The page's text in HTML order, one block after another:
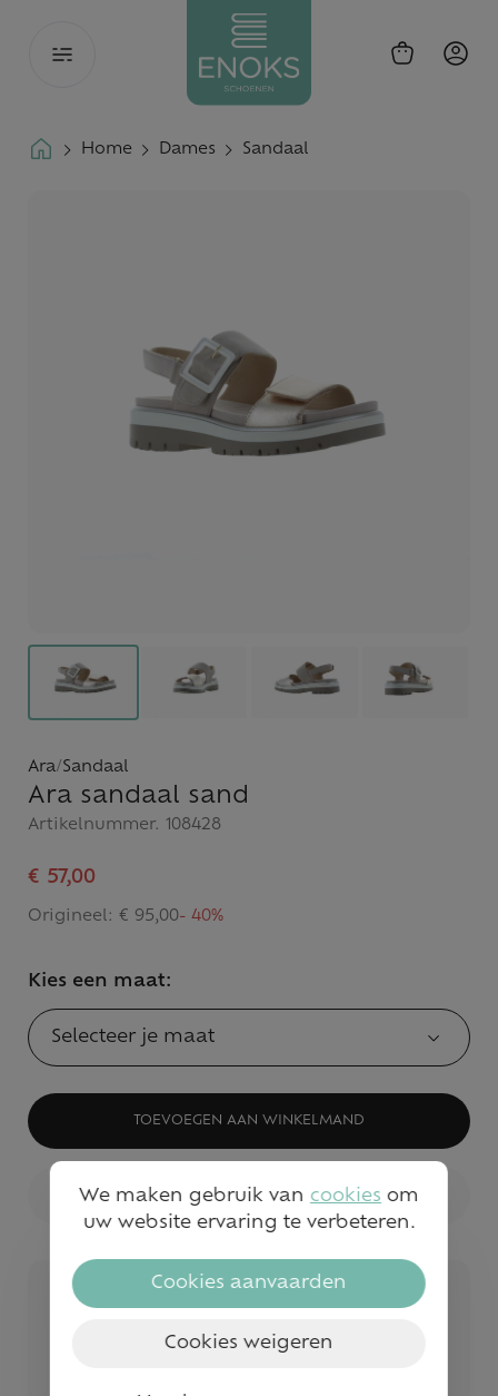
Toggle
Home Dames Sandaal
Ara/Sandaal
Ara sandaal sand
Artikelnummer. 108428
€ 57,00
Origineel: € 95,00- 40%
Kies een maat:
Selecteer je maat
TOEVOEGEN AAN WINKELMAND
BEKIJK WINKELVOORRAAD
Veilig betalen
Snelle service en levering
We maken gebruik van cookies om
uw website ervaring te verbeteren.
Cookies aanvaarden
Cookies weigeren